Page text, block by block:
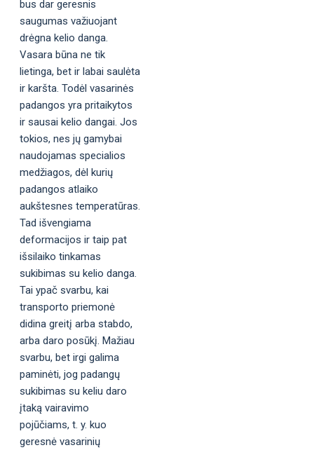
bus dar geresnis
saugumas važiuojant
drėgna kelio danga.
Vasara būna ne tik
lietinga, bet ir labai saulėta
ir karšta. Todėl vasarinės
padangos yra pritaikytos
ir sausai kelio dangai. Jos
tokios, nes jų gamybai
naudojamas specialios
medžiagos, dėl kurių
padangos atlaiko
aukštesnes temperatūras.
Tad išvengiama
deformacijos ir taip pat
išsilaiko tinkamas
sukibimas su kelio danga.
Tai ypač svarbu, kai
transporto priemonė
didina greitį arba stabdo,
arba daro posūkį. Mažiau
svarbu, bet irgi galima
paminėti, jog padangų
sukibimas su keliu daro
įtaką vairavimo
pojūčiams, t. y. kuo
geresnė vasarinių